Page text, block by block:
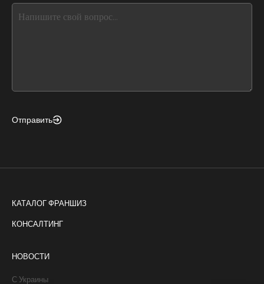
this,
Отправить
КАТАЛОГ ФРАНШИЗ
КОНСАЛТИНГ
НОВОСТИ
С Украины